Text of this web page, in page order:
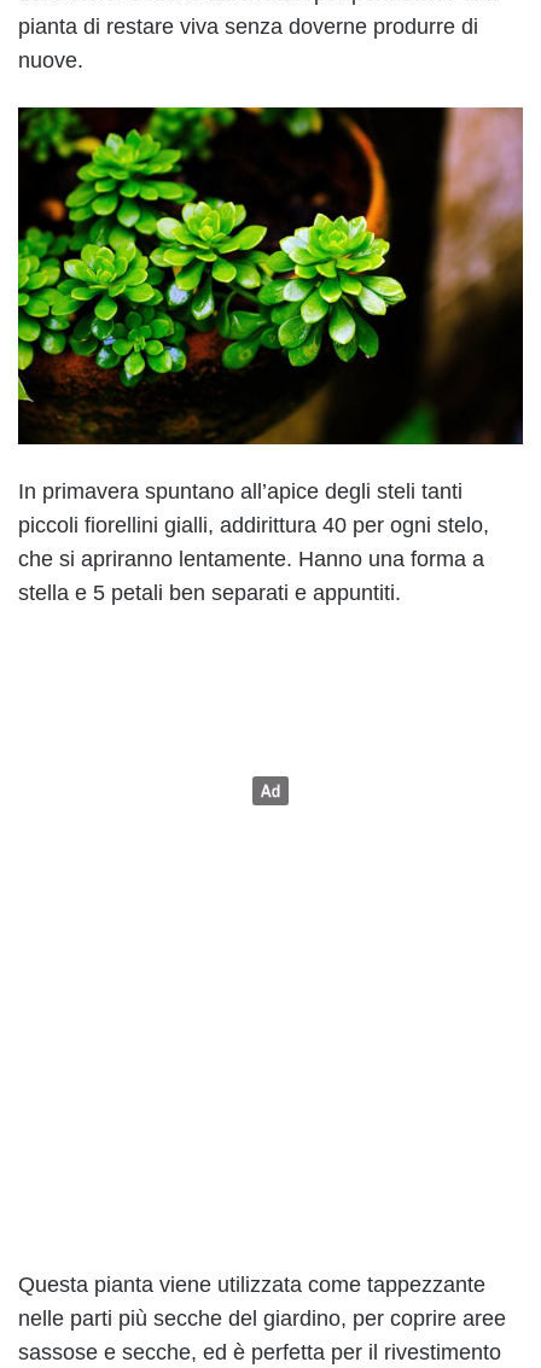
pianta di restare viva senza doverne produrre di
nuove.
In primavera spuntano all’apice degli steli tanti
piccoli fiorellini gialli, addirittura 40 per ogni stelo,
che si apriranno lentamente. Hanno una forma a
stella e 5 petali ben separati e appuntiti.
Questa pianta viene utilizzata come tappezzante
nelle parti più secche del giardino, per coprire aree
sassose e secche, ed è perfetta per il rivestimento